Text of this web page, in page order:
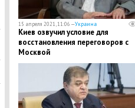
15 апреля 2021, 11:06 —Украина
Киев озвучил условие для
восстановления переговоров с
Москвой